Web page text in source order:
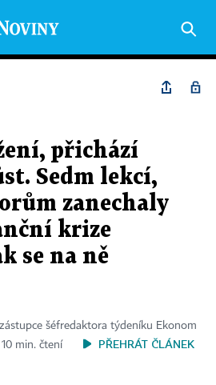
přichází
Sedm lekcí,
zanechaly
krize
se na ně
zástupce šéfredaktora týdeníku Ekonom
min. čtení
PŘEHRÁT ČLÁNEK